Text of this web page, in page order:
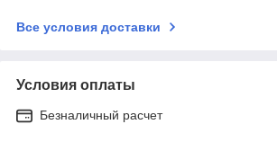
Все условия доставки
Условия оплаты
Безналичный расчет